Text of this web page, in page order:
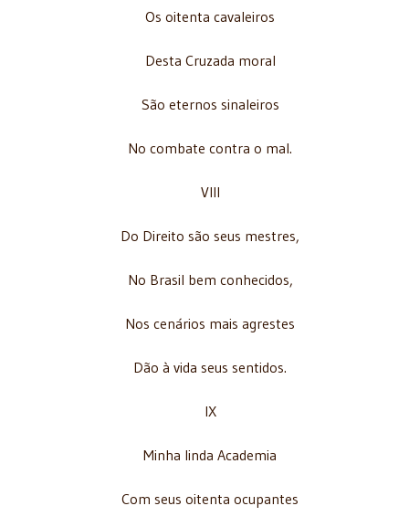
Os oitenta cavaleiros
Desta Cruzada moral
São eternos sinaleiros
No combate contra o mal.
VIII
Do Direito são seus mestres,
No Brasil bem conhecidos,
Nos cenários mais agrestes
Dão à vida seus sentidos.
IX
Minha linda Academia
Com seus oitenta ocupantes